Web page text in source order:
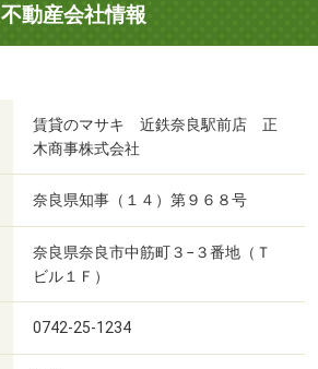
不動産会社情報
賃貸のマサキ 近鉄奈良駅前店 正
木商事株式会社
奈良県知事（１４）第９６８号
奈良県奈良市中筋町３−３番地（Ｔ
ビル１Ｆ）
0742-25-1234